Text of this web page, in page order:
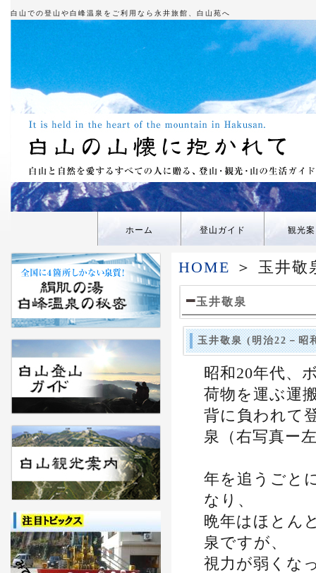
白山での登山や白峰温泉をご利用なら永井旅館、白山苑へ
ホーム 登山ガイド 観光
HOME ＞ 玉井敬
玉井敬泉
玉井敬泉 (明治22－昭
昭和20年代、
荷物を運ぶ運
背に負われて
泉（右写真ー
年を追うごと
なり、
晩年はほとん
泉ですが、
視力が弱くな